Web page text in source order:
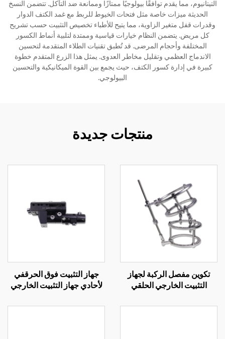
التيتانيوم، مما يقدم توافقًا بيولوجيًا ممتازًا وممانعة ضد التآكل. تتضمن النسخ
الحديثة ميزات خاصة مثل فتحات الخيوط للربط مع غمد الكتف الدوار
وقدرات قفل متغير الزاوية، مما يتيح للأطباء تخصيص التثبيت حسب تشريح
كل مريض. يتضمن النظام خيارات قياسية وممتدة لتلبية أنماط الكسور
المختلفة وأحجام المرضى. قد تُطبق تقنيات الطلاء المتقدمة لتحسين
الاندماج العظمي وتقليل مخاطر العدوى. يمثل هذا الزرع المتقدم خطوة
كبيرة في إدارة كسور الكتف، حيث يجمع بين القوة الميكانيكية والتحسين
البيولوجي.
منتجات جديدة
تكوين مفصل الركبة لجهاز
التثبيت الخارجي الحلقي
جهاز التثبيت فوق الحرقفي
لأحادي جهاز التثبيت الخارجي